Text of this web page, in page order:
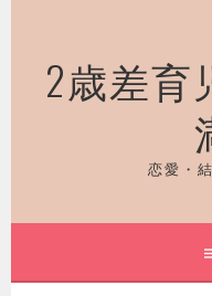
ッ
2歳差育
恋愛・